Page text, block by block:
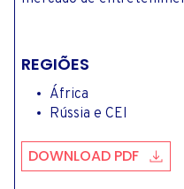
REGIÕES
África
Rússia e CEI
DOWNLOAD PDF